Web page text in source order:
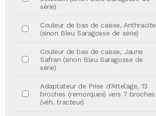
série)
Couleur de bas de caisse, Anthracite
(sinon Bleu Saragosse de série)
Couleur de bas de caisse, Jaune
Safran (sinon Bleu Saragosse de
série)
Adaptateur de Prise d'Attelage, 13
broches (remorques) vers 7 broches
(véh. tracteur)